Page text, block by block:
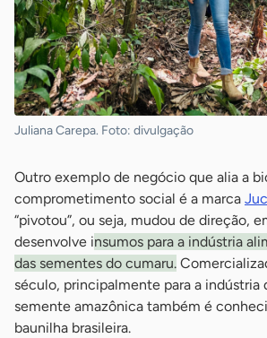
Juliana Carepa. Foto: divulgação
Outro exemplo de negócio que alia a
comprometimento social é a marca
“pivotou”, ou seja, mudou de direção,
desenvolve insumos para a indústria
das sementes do cumaru.
século, principalmente para a indústria
semente amazônica também é
baunilha brasileira.